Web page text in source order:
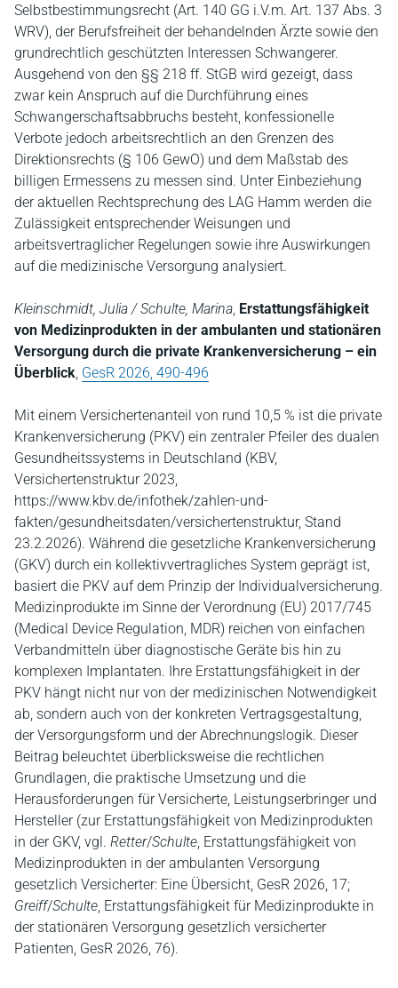
Selbstbestimmungsrecht (Art. 140 GG i.V.m. Art. 137 Abs. 3
WRV), der Berufsfreiheit der behandelnden Ärzte sowie den
grundrechtlich geschützten Interessen Schwangerer.
Ausgehend von den §§ 218 ff. StGB wird gezeigt, dass
zwar kein Anspruch auf die Durchführung eines
Schwangerschaftsabbruchs besteht, konfessionelle
Verbote jedoch arbeitsrechtlich an den Grenzen des
Direktionsrechts (§ 106 GewO) und dem Maßstab des
billigen Ermessens zu messen sind. Unter Einbeziehung
der aktuellen Rechtsprechung des LAG Hamm werden die
Zulässigkeit entsprechender Weisungen und
arbeitsvertraglicher Regelungen sowie ihre Auswirkungen
auf die medizinische Versorgung analysiert.
Kleinschmidt, Julia / Schulte, Marina Erstattungsfähigkeit
von Medizinprodukten in der ambulanten und stationären
Versorgung durch die private Krankenversicherung – ein
Überblick GesR 2026, 490-496
Mit einem Versichertenanteil von rund 10,5 % ist die private
Krankenversicherung (PKV) ein zentraler Pfeiler des dualen
Gesundheitssystems in Deutschland (KBV,
Versichertenstruktur 2023,
https://www.kbv.de/infothek/zahlen-und-
fakten/gesundheitsdaten/versichertenstruktur, Stand
23.2.2026). Während die gesetzliche Krankenversicherung
(GKV) durch ein kollektivvertragliches System geprägt ist,
basiert die PKV auf dem Prinzip der Individualversicherung.
Medizinprodukte im Sinne der Verordnung (EU) 2017/745
(Medical Device Regulation, MDR) reichen von einfachen
Verbandmitteln über diagnostische Geräte bis hin zu
komplexen Implantaten. Ihre Erstattungsfähigkeit in der
PKV hängt nicht nur von der medizinischen Notwendigkeit
ab, sondern auch von der konkreten Vertragsgestaltung,
der Versorgungsform und der Abrechnungslogik. Dieser
Beitrag beleuchtet überblicksweise die rechtlichen
Grundlagen, die praktische Umsetzung und die
Herausforderungen für Versicherte, Leistungserbringer und
Hersteller (zur Erstattungsfähigkeit von Medizinprodukten
in der GKV, vgl. Retter/Schulte , Erstattungsfähigkeit von
Medizinprodukten in der ambulanten Versorgung
gesetzlich Versicherter: Eine Übersicht, GesR 2026, 17;
Greiff/Schulte , Erstattungsfähigkeit für Medizinprodukte in
der stationären Versorgung gesetzlich versicherter
Patienten, GesR 2026, 76).